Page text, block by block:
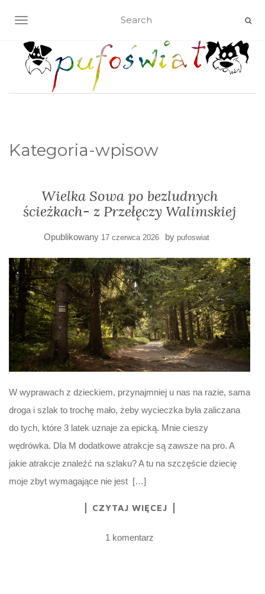
TOGGLE NAVIGATION
Kategoria-wpisow
Wielka Sowa po bezludnych
ścieżkach- z Przełęczy Walimskiej
Opublikowany 17 czerwca 2026 by pufoswiat
W wyprawach z dzieckiem, przynajmniej u nas na razie, sama
droga i szlak to trochę mało, żeby wycieczka była zaliczana
do tych, które 3 latek uznaje za epicką. Mnie cieszy
wędrówka. Dla M dodatkowe atrakcje są zawsze na pro. A
jakie atrakcje znaleźć na szlaku? A tu na szczęście dziecię
moje zbyt wymagające nie jest […]
CZYTAJ WIĘCEJ
1 komentarz